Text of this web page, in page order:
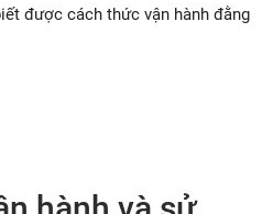
được cách thức vận hành đằng